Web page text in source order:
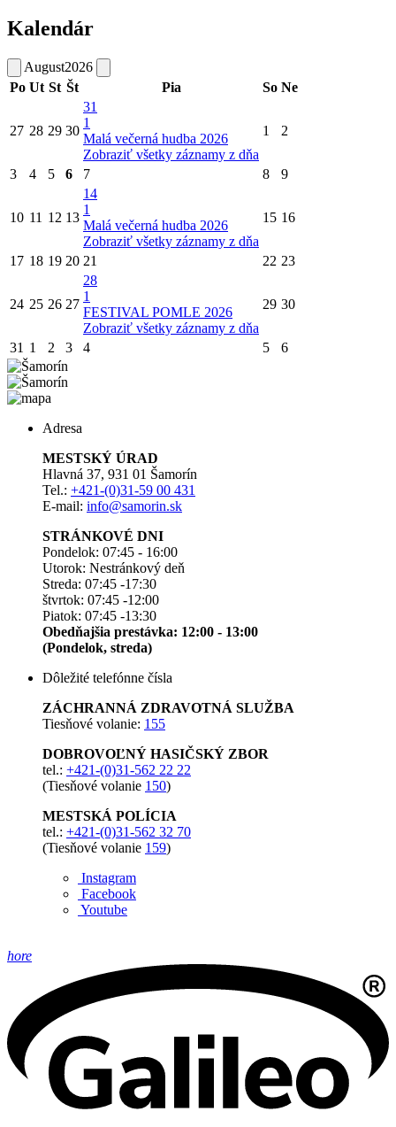
Kalendár
August2026
Po Ut St Št Pia So Ne
27 28 29 30
31
1
Malá večerná hudba 2026
Zobraziť všetky záznamy z dňa
1 2
3 4 5 6 7 8 9
10 11 12 13
14
1
Malá večerná hudba 2026
Zobraziť všetky záznamy z dňa
15 16
17 18 19 20 21 22 23
24 25 26 27
28
1
FESTIVAL POMLE 2026
Zobraziť všetky záznamy z dňa
29 30
31 1 2 3 4 5 6
Adresa
MESTSKÝ ÚRAD
Hlavná 37, 931 01 Šamorín
Tel.: +421-(0)31-59 00 431
E-mail: info@samorin.sk
STRÁNKOVÉ DNI
Pondelok: 07:45 - 16:00
Utorok: Nestránkový deň
Streda: 07:45 -17:30
štvrtok: 07:45 -12:00
Piatok: 07:45 -13:30
Obedňajšia prestávka: 12:00 - 13:00
(Pondelok, streda)
Dôležité telefónne čísla
ZÁCHRANNÁ ZDRAVOTNÁ SLUŽBA
Tiesňové volanie: 155
DOBROVOĽNÝ HASIČSKÝ ZBOR
tel.: +421-(0)31-562 22 22
(Tiesňové volanie 150)
MESTSKÁ POLÍCIA
tel.: +421-(0)31-562 32 70
(Tiesňové volanie 159)
Instagram
Facebook
Youtube
hore